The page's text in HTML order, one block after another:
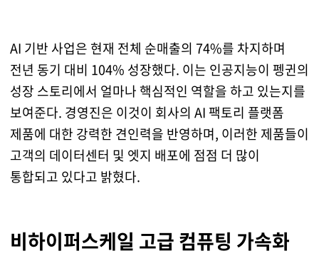
AI 기반 사업은 현재 전체 순매출의 74%를 차지하며
전년 동기 대비 104% 성장했다. 이는 인공지능이 펭귄의
성장 스토리에서 얼마나 핵심적인 역할을 하고 있는지를
보여준다. 경영진은 이것이 회사의 AI 팩토리 플랫폼
제품에 대한 강력한 견인력을 반영하며, 이러한 제품들이
고객의 데이터센터 및 엣지 배포에 점점 더 많이
통합되고 있다고 밝혔다.
비하이퍼스케일 고급 컴퓨팅 가속화